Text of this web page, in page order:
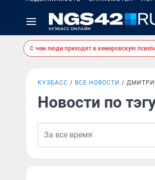
С чем люди приходят в кемеровскую
КУЗБАСС ВСЕ НОВОСТИ
Новости по